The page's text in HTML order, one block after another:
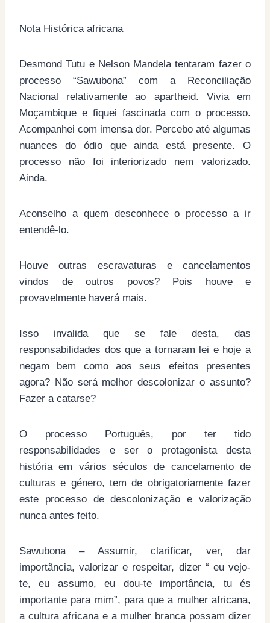
Nota Histórica africana
Desmond Tutu e Nelson Mandela tentaram fazer o
processo “Sawubona” com a Reconciliação
Nacional relativamente ao apartheid. Vivia em
Moçambique e fiquei fascinada com o processo.
Acompanhei com imensa dor. Percebo até algumas
nuances do ódio que ainda está presente. O
processo não foi interiorizado nem valorizado.
Ainda.
Aconselho a quem desconhece o processo a ir
entendê-lo.
Houve outras escravaturas e cancelamentos
vindos de outros povos? Pois houve e
provavelmente haverá mais.
Isso invalida que se fale desta, das
responsabilidades dos que a tornaram lei e hoje a
negam bem como aos seus efeitos presentes
agora? Não será melhor descolonizar o assunto?
Fazer a catarse?
O processo Português, por ter tido
responsabilidades e ser o protagonista desta
história em vários séculos de cancelamento de
culturas e género, tem de obrigatoriamente fazer
este processo de descolonização e valorização
nunca antes feito.
Sawubona – Assumir, clarificar, ver, dar
importância, valorizar e respeitar, dizer “ eu vejo-
te, eu assumo, eu dou-te importância, tu és
importante para mim”, para que a mulher africana,
a cultura africana e a mulher branca possam dizer